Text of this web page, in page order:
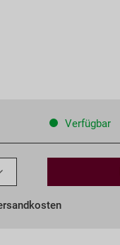
Verfügbar